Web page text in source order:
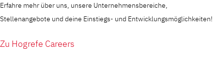
Erfahre mehr über uns, unsere Unternehmensbereiche,
Stellenangebote und deine Einstiegs- und Entwicklungsmöglichkeiten!
Zu Hogrefe Careers